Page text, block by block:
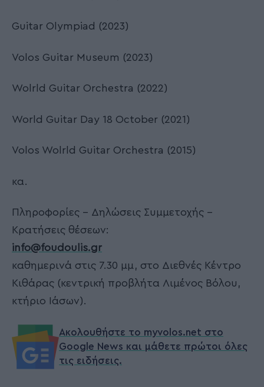
Guitar Olympiad (2023)
Volos Guitar Museum (2023)
Wolrld Guitar Orchestra (2022)
World Guitar Day 18 October (2021)
Volos Wolrld Guitar Orchestra (2015)
κα.
Πληροφορίες – Δηλώσεις Συμμετοχής –
Κρατήσεις θέσεων:
info@foudoulis.gr
καθημερινά στις 7.30 μμ, στο Διεθνές Κέντρο
Κιθάρας (κεντρική προβλήτα Λιμένος Βόλου,
κτήριο Ιάσων).
Ακολουθήστε το myvolos.net στο
Google News και μάθετε πρώτοι όλες
τις ειδήσεις.